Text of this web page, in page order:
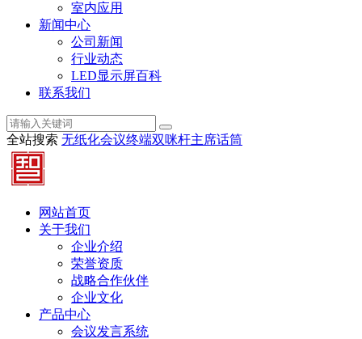
室内应用
新闻中心
公司新闻
行业动态
LED显示屏百科
联系我们
全站搜索 无纸化会议终端双咪杆主席话筒
网站首页
关于我们
企业介绍
荣誉资质
战略合作伙伴
企业文化
产品中心
会议发言系统